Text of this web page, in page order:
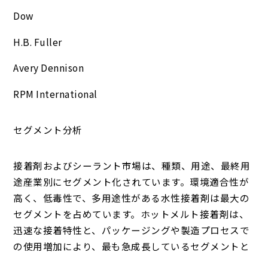
Dow
H.B. Fuller
Avery Dennison
RPM International
セグメント分析
接着剤およびシーラント市場は、種類、用途、最終用
途産業別にセグメント化されています。環境適合性が
高く、低毒性で、多用途性がある水性接着剤は最大の
セグメントを占めています。ホットメルト接着剤は、
迅速な接着特性と、パッケージングや製造プロセスで
の使用増加により、最も急成長しているセグメントと